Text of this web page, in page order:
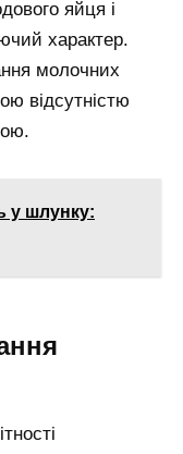
яйця і
характер.
молочних
відсутністю
у шлунку: